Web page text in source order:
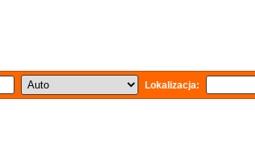
Lokalizacja: